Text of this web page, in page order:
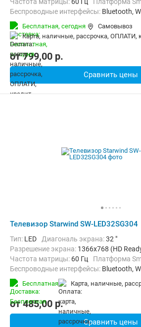
Беспроводные интерфейсы: Bluetooth,
Бесплатная, сегодня
Самовывоз
карта, наличные, рассрочка, ОПЛАТИ,
от799,00 p.
Сравнить цены
Телевизор Starwind SW-LED32SG304
Тип: LED Диагональ экрана:32 "
Разрешение экрана: 1366x768 (HD
Частота матрицы: 60 Гц Платформа
Беспроводные интерфейсы: Bluetooth,
Бесплатная карта, наличные,
от485,00 p.
Сравнить цены